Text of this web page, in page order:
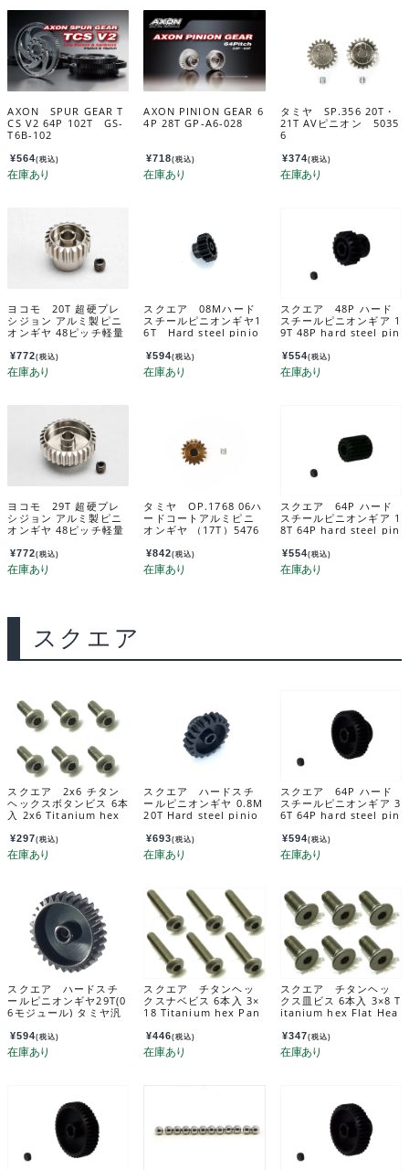
AXON SPUR GEAR T
CS V2 64P 102T GS-
T6B-102
¥564(税込)
AXON PINION GEAR 6
4P 28T GP-A6-028
¥718(税込)
タミヤ SP.356 20T・
21T AVピニオン 5035
6
¥374(税込)
ヨコモ 20T 超硬プレ
シジョン アルミ製ピニ
オンギヤ 48ピッチ軽量
0A
¥772(税込)
スクエア 08Mハード
スチールピニオンギヤ1
6T Hard steel pinio
amiya Nova fox TGX
-916
¥594(税込)
スクエア 48P ハード
スチールピニオンギア 1
9T 48P hard steel pin
9
¥554(税込)
ヨコモ 29T 超硬プレ
シジョン アルミ製ピニ
オンギヤ 48ピッチ軽量
9A
¥772(税込)
タミヤ OP.1768 06ハ
ードコートアルミピニ
オンギヤ （17T）5476
¥842(税込)
スクエア 64P ハード
スチールピニオンギア 1
8T 64P hard steel pin
8
¥554(税込)
スクエア
スクエア 2x6 チタン
ヘックスボタンビス 6本
入 2x6 Titanium hex
s.) NTR-206
¥297(税込)
スクエア ハードスチ
ールピニオンギヤ 0.8M
20T Hard steel pinio
ARE 製品カタログ -PR
ODUCTS- TGX-920
¥693(税込)
スクエア 64P ハード
スチールピニオンギア 3
6T 64P hard steel pin
6
¥594(税込)
スクエア ハードスチ
ールピニオンギヤ29T(0
6モジュール) タミヤ汎
gear 29T (06 module
s) TAMIYA general pu
rpose-SQUARE 製品カ
¥594(税込)
スクエア チタンヘッ
クスナベビス 6本入 3×
18 Titanium hex Pan
cs.) NTR-318
¥446(税込)
スクエア チタンヘッ
クス皿ビス 6本入 3×8 T
itanium hex Flat Hea
STR-308
¥347(税込)